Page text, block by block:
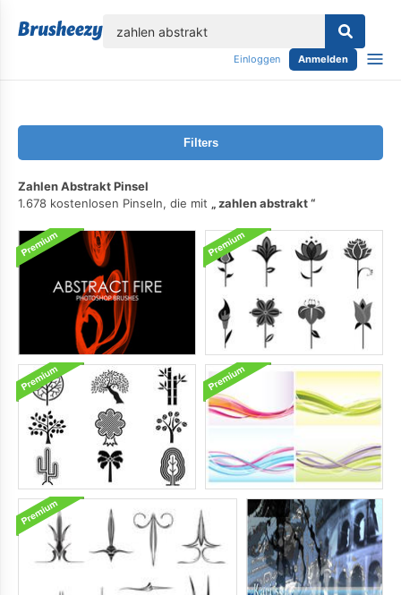
Einloggen Anmelden
Filters
Zahlen Abstrakt Pinsel
1.678 kostenlosen Pinseln, die mit
zahlen abstrakt